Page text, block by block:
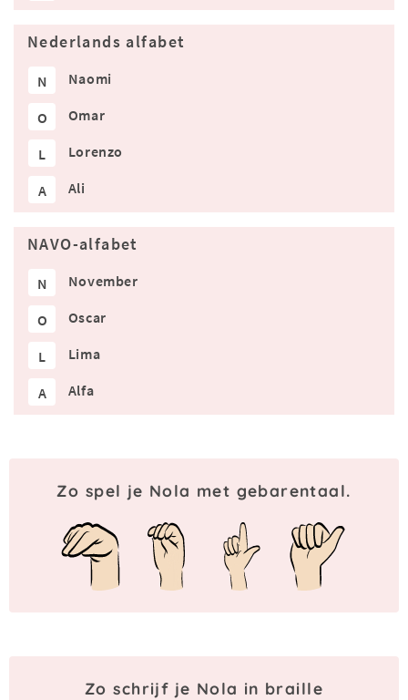
Nederlands alfabet
N Naomi
O Omar
L Lorenzo
A Ali
NAVO-alfabet
N November
O Oscar
L Lima
A Alfa
Zo spel je Nola met gebarentaal.
Zo schrijf je Nola in braille